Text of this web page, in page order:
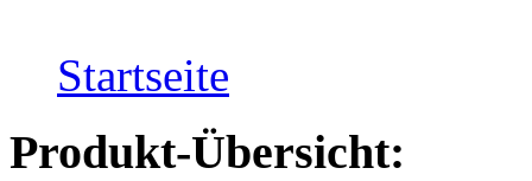
Startseite
Produkt-Übersicht: